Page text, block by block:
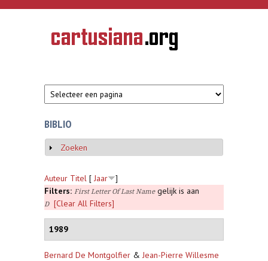
Overslaan en naar de inhoud gaan
CARTUSIANA
Geschiedenis
van de
BIBLIO
Weergeven
Zoeken
Auteur Titel [ Jaar
]
Filters: First Letter Of Last Namegelijk is aan
D [Clear All Filters]
1989
Bernard De Montgolfier & Jean-Pierre Willesme